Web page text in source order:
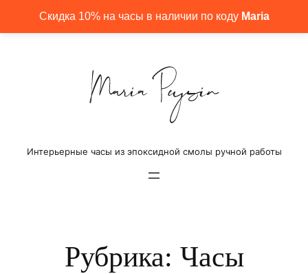
Перейти
к
Интерьерные часы из эпоксидной смолы ручной работы
Рубрика: Часы
Скидка 10% на часы в наличии по коду Maria